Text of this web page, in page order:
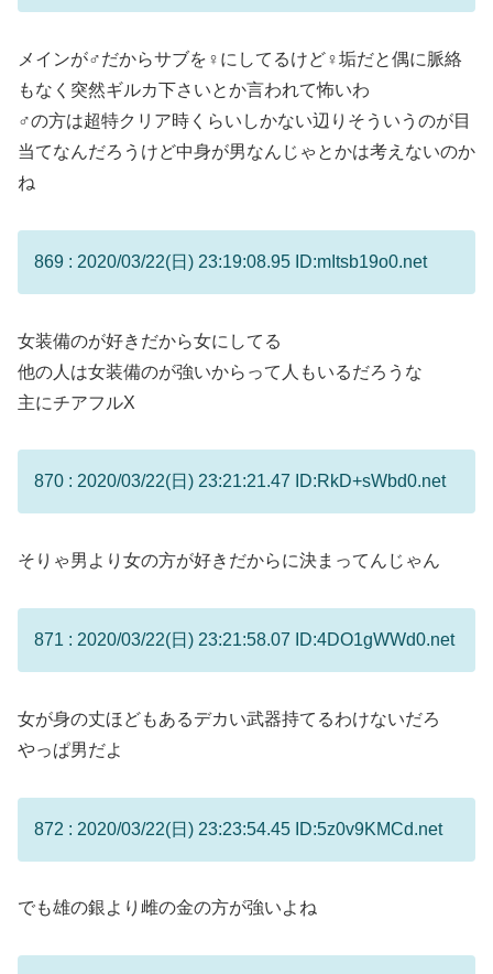
メインが♂だからサブを♀にしてるけど♀垢だと偶に脈絡
もなく突然ギルカ下さいとか言われて怖いわ
♂の方は超特クリア時くらいしかない辺りそういうのが目
当てなんだろうけど中身が男なんじゃとかは考えないのか
ね
869 : 2020/03/22(日) 23:19:08.95 ID:mItsb19o0.net
女装備のが好きだから女にしてる
他の人は女装備のが強いからって人もいるだろうな
主にチアフルX
870 : 2020/03/22(日) 23:21:21.47 ID:RkD+sWbd0.net
そりゃ男より女の方が好きだからに決まってんじゃん
871 : 2020/03/22(日) 23:21:58.07 ID:4DO1gWWd0.net
女が身の丈ほどもあるデカい武器持てるわけないだろ
やっぱ男だよ
872 : 2020/03/22(日) 23:23:54.45 ID:5z0v9KMCd.net
でも雄の銀より雌の金の方が強いよね